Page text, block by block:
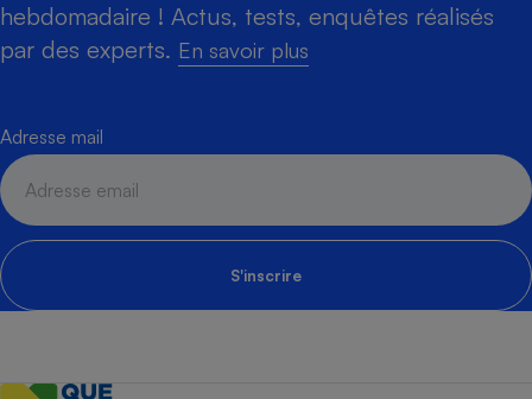
hebdomadaire ! Actus, tests, enquêtes réalisés
par des experts. En savoir plus
Adresse mail
S'inscrire